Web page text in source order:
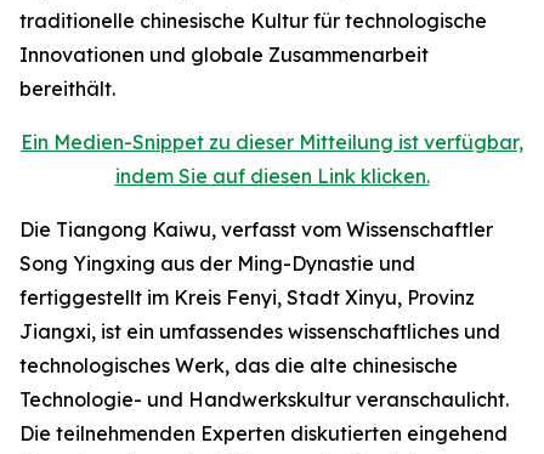
traditionelle chinesische Kultur für technologische
Innovationen und globale Zusammenarbeit
bereithält.
Ein Medien-Snippet zu dieser Mitteilung ist verfügbar,
indem Sie auf diesen Link klicken.
Die Tiangong Kaiwu, verfasst vom Wissenschaftler
Song Yingxing aus der Ming-Dynastie und
fertiggestellt im Kreis Fenyi, Stadt Xinyu, Provinz
Jiangxi, ist ein umfassendes wissenschaftliches und
technologisches Werk, das die alte chinesische
Technologie- und Handwerkskultur veranschaulicht.
Die teilnehmenden Experten diskutierten eingehend